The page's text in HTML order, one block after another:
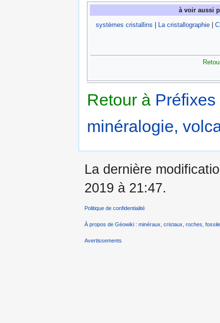
à voir aussi
systèmes cristallins
La cristallographie|
Retour à
minéralogie,
La dernière
2019 à 21:47.
Politique de confidentialité
À propos de Géowiki : minéraux, cristaux, roches,
Avertissements